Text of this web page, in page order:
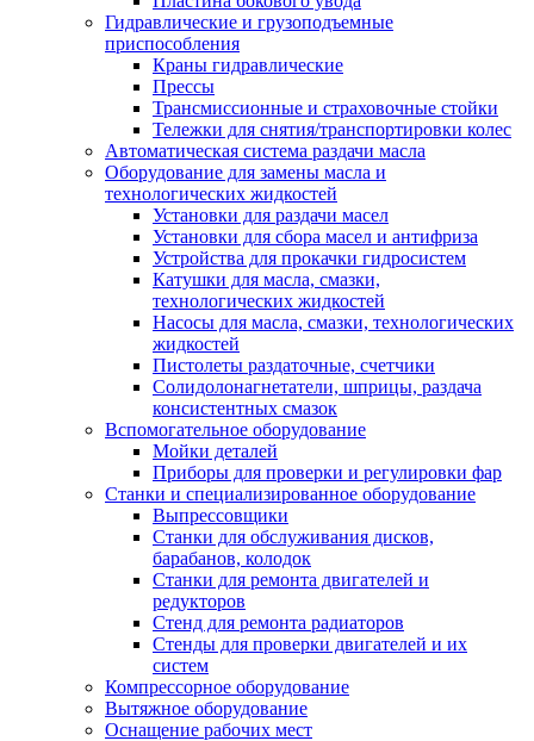
Гидравлические и грузоподъемные
приспособления
Краны гидравлические
Прессы
Трансмиссионные и страховочные стойки
Тележки для снятия/транспортировки колес
Автоматическая система раздачи масла
Оборудование для замены масла и
технологических жидкостей
Установки для раздачи масел
Установки для сбора масел и антифриза
Устройства для прокачки гидросистем
Катушки для масла, смазки,
технологических жидкостей
Насосы для масла, смазки, технологических
жидкостей
Пистолеты раздаточные, счетчики
Солидолонагнетатели, шприцы, раздача
консистентных смазок
Вспомогательное оборудование
Мойки деталей
Приборы для проверки и регулировки фар
Станки и специализированное оборудование
Выпрессовщики
Станки для обслуживания дисков,
барабанов, колодок
Станки для ремонта двигателей и
редукторов
Стенд для ремонта радиаторов
Стенды для проверки двигателей и их
систем
Компрессорное оборудование
Вытяжное оборудование
Оснащение рабочих мест